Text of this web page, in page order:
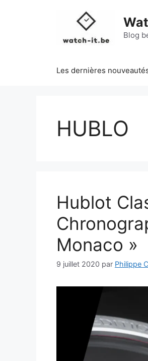
Blog
Les dernières
HUBLO
Hublot
Monaco »
9 juillet 2020 par Philippe